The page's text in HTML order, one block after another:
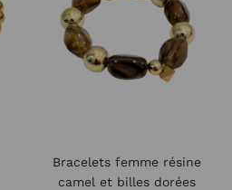
Bracelets femme résine
camel et billes dorées